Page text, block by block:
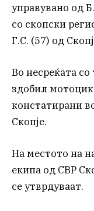
управувано од
со скопски
Г.С. (57) од
Во несреќата
здобил
констатирани
Скопје.
На местото на
екипа од СВР
се утврдуваат.